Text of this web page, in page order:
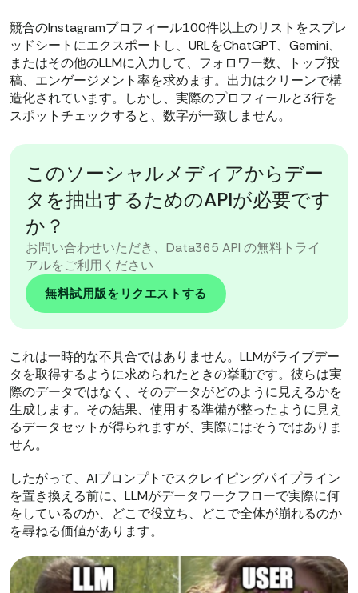
競合のInstagramプロフィール100件以上のリストをスプレ
ッドシートにエクスポートし、URLをChatGPT、Gemini、
またはその他のLLMに入力して、フォロワー数、トップ投
稿、エンゲージメント率を求めます。出力はクリーンで構
造化されています。しかし、実際のプロフィールと3行を
スポットチェックすると、数字が一致しません。
このソーシャルメディアからデー
タを抽出するためのAPIが必要です
か？
お問い合わせいただき、Data365 API の無料トライ
アルをご利用ください
無料試用版をリクエストする
これは一時的な不具合ではありません。LLMがライブデー
タを取得するように求められたときの挙動です。彼らは実
際のデータではなく、そのデータがどのように見えるかを
生成します。その結果、使用する準備が整ったように見え
るデータセットが得られますが、実際にはそうではありま
せん。
したがって、AIプロンプトでスクレイピングパイプライン
を置き換える前に、LLMがデータワークフローで実際に何
をしているのか、どこで役立ち、どこで全体が崩れるのか
を尋ねる価値があります。